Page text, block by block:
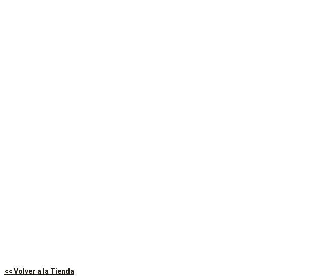
<< Volver a la Tienda